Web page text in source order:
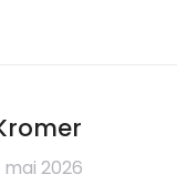
mai 2026